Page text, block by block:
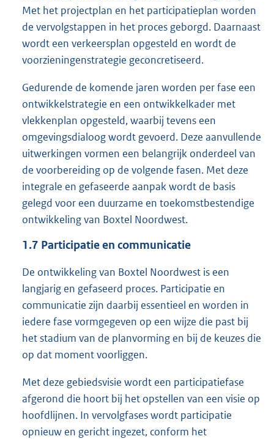
Met het projectplan en het participatieplan worden
de vervolgstappen in het proces geborgd. Daarnaast
wordt een verkeersplan opgesteld en wordt de
voorzieningenstrategie geconcretiseerd.
Gedurende de komende jaren worden per fase een
ontwikkelstrategie en een ontwikkelkader met
vlekkenplan opgesteld, waarbij tevens een
omgevingsdialoog wordt gevoerd. Deze aanvullende
uitwerkingen vormen een belangrijk onderdeel van
de voorbereiding op de volgende fasen. Met deze
integrale en gefaseerde aanpak wordt de basis
gelegd voor een duurzame en toekomstbestendige
ontwikkeling van Boxtel Noordwest.
1.7 Participatie en communicatie
De ontwikkeling van Boxtel Noordwest is een
langjarig en gefaseerd proces. Participatie en
communicatie zijn daarbij essentieel en worden in
iedere fase vormgegeven op een wijze die past bij
het stadium van de planvorming en bij de keuzes die
op dat moment voorliggen.
Met deze gebiedsvisie wordt een participatiefase
afgerond die hoort bij het opstellen van een visie op
hoofdlijnen. In vervolgfases wordt participatie
opnieuw en gericht ingezet, conform het